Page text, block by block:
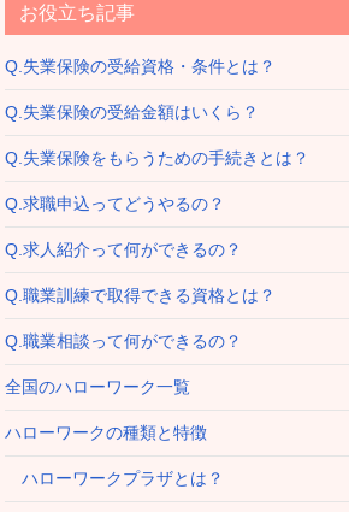
お役立ち記事
Q.失業保険の受給資格・条件とは？
Q.失業保険の受給金額はいくら？
Q.失業保険をもらうための手続きとは？
Q.求職申込ってどうやるの？
Q.求人紹介って何ができるの？
Q.職業訓練で取得できる資格とは？
Q.職業相談って何ができるの？
全国のハローワーク一覧
ハローワークの種類と特徴
ハローワークプラザとは？